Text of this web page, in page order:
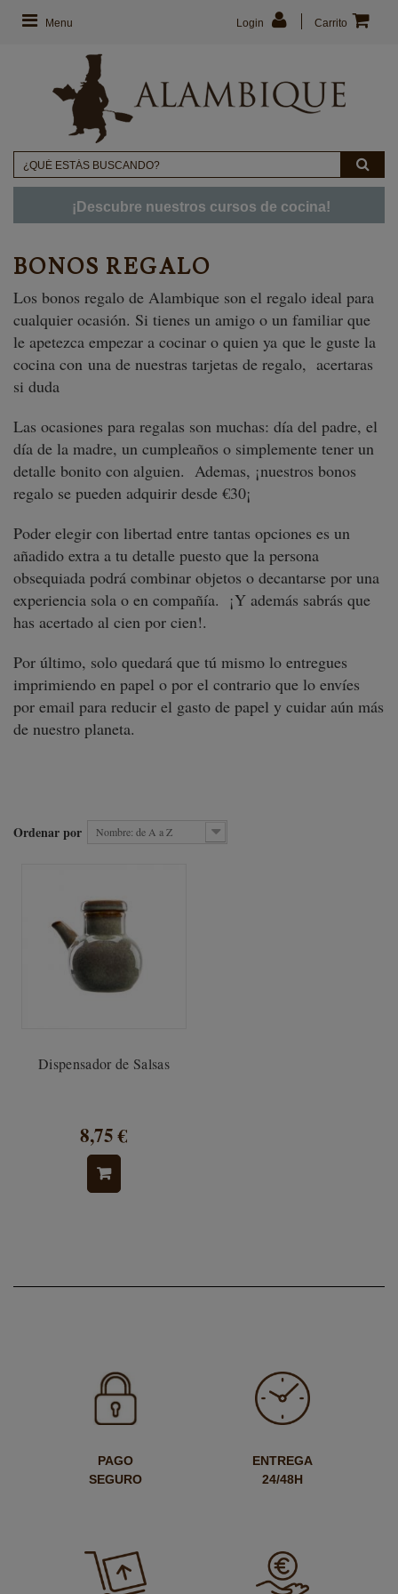
Menu Carrito
Login
¡Descubre nuestros cursos de cocina!
BONOS REGALO
Los bonos regalo de Alambique son el regalo ideal para
cualquier ocasión. Si tienes un amigo o un familiar que
le apetezca empezar a cocinar o quien ya que le guste la
cocina con una de nuestras tarjetas de regalo, acertaras
si duda
Las ocasiones para regalas son muchas: día del padre, el
día de la madre, un cumpleaños o simplemente tener un
detalle bonito con alguien. Ademas, ¡nuestros bonos
regalo se pueden adquirir desde €30¡
Poder elegir con libertad entre tantas opciones es un
añadido extra a tu detalle puesto que la persona
obsequiada podrá combinar objetos o decantarse por una
experiencia sola o en compañía. ¡Y además sabrás que
has acertado al cien por cien!.
Por último, solo quedará que tú mismo lo entregues
imprimiendo en papel o por el contrario que lo envíes
por email para reducir el gasto de papel y cuidar aún más
de nuestro planeta.
Ordenar por Nombre: de A a Z
Dispensador de Salsas
8,75 €
PAGO
SEGURO
ENTREGA
24/48H